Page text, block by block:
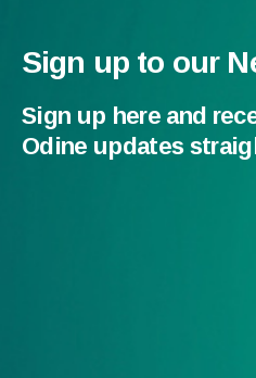
Sign up to our
Sign up here and
Odine updates